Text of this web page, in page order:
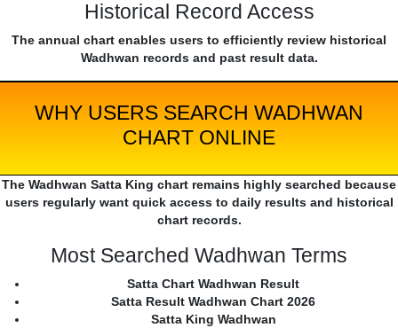
Historical Record Access
The annual chart enables users to efficiently review historical
Wadhwan records and past result data.
WHY USERS SEARCH WADHWAN
CHART ONLINE
The Wadhwan Satta King chart remains highly searched because
users regularly want quick access to daily results and historical
chart records.
Most Searched Wadhwan Terms
Satta Chart Wadhwan Result
Satta Result Wadhwan Chart 2026
Satta King Wadhwan